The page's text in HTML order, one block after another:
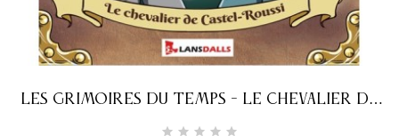
LES GRIMOIRES DU TEMPS - LE CHEVALIER DE